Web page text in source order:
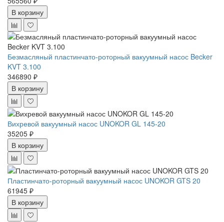
В корзину
Безмасляный пластинчато-роторный вакуумный насос Becker
KVT 3.100
346890 ₽
В корзину
Вихревой вакуумный насос UNOKOR GL 145-20
35205 ₽
В корзину
Пластинчато-роторный вакуумный насос UNOKOR GTS 20
61945 ₽
В корзину